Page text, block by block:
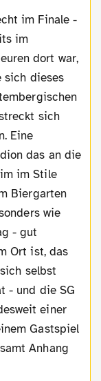
im
dort war,
sich dieses
sich
Eine
das an die
im Stile
Biergarten
wie
- gut
Ort ist, das
selbst
- und die SG
einer
Gastspiel
Anhang